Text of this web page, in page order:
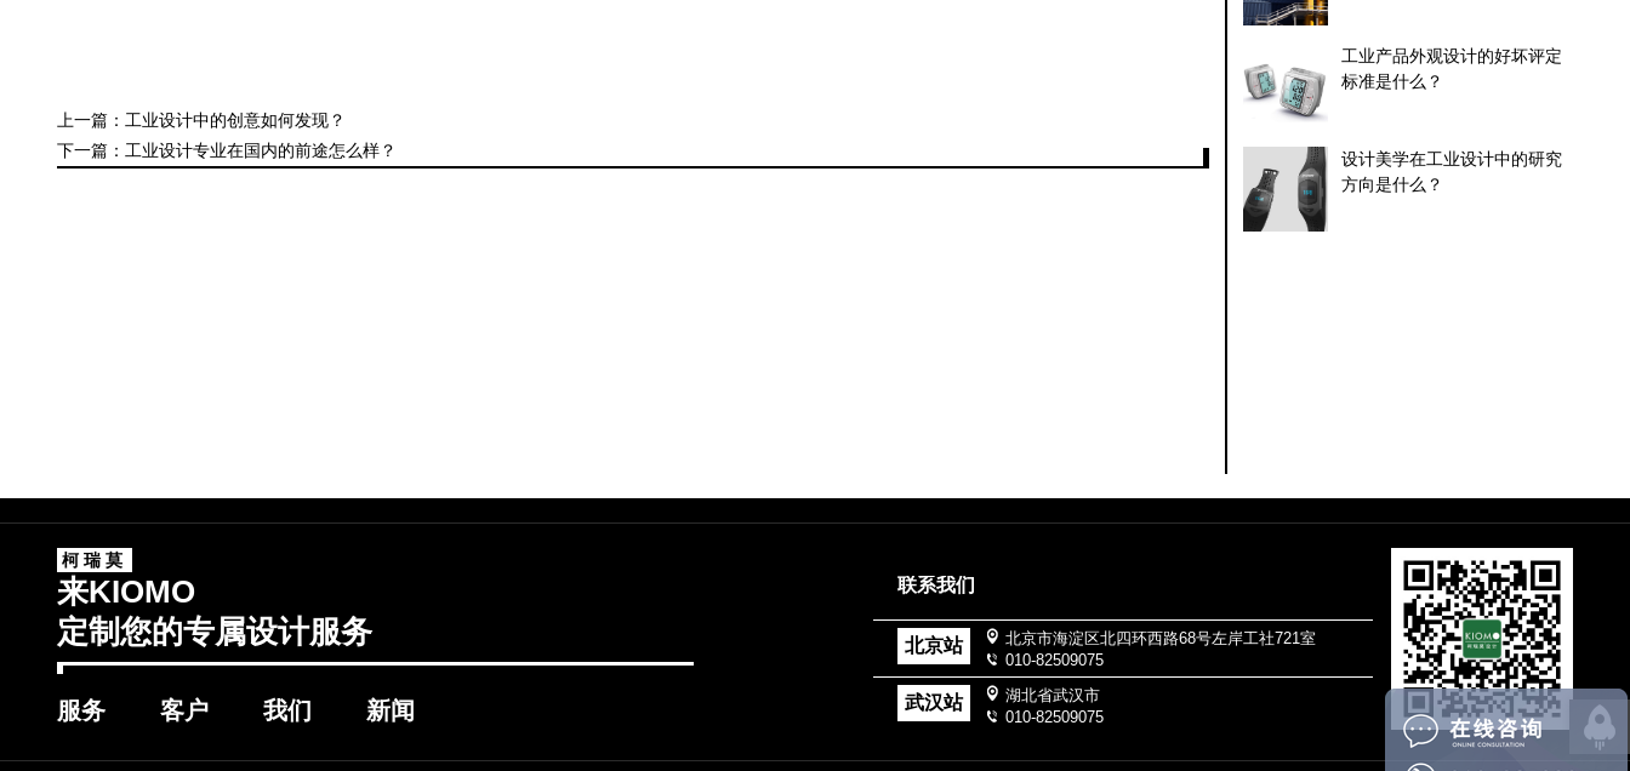
上一篇：工业设计中的创意如何发现？
下一篇：工业设计专业在国内的前途怎么样？
工业产品外观设计的好坏评定
标准是什么？
设计美学在工业设计中的研究
方向是什么？
柯瑞莫
来KIOMO
定制您的专属设计服务
服务 客户 我们 新闻
联系我们
北京站
北京市海淀区北四环西路68号左岸工社721室
010-82509075
武汉站
湖北省武汉市
010-82509075